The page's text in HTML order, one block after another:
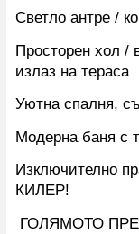
Светло антре /
Просторен хол /
излаз на тераса
Уютна спалня,
Модерна баня с
Изключително
КИЛЕР!
ГОЛЯМОТО